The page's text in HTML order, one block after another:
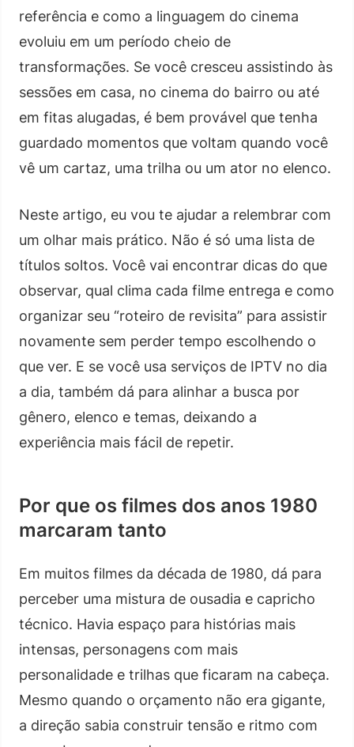
referência e como a linguagem do cinema
evoluiu em um período cheio de
transformações. Se você cresceu assistindo às
sessões em casa, no cinema do bairro ou até
em fitas alugadas, é bem provável que tenha
guardado momentos que voltam quando você
vê um cartaz, uma trilha ou um ator no elenco.
Neste artigo, eu vou te ajudar a relembrar com
um olhar mais prático. Não é só uma lista de
títulos soltos. Você vai encontrar dicas do que
observar, qual clima cada filme entrega e como
organizar seu “roteiro de revisita” para assistir
novamente sem perder tempo escolhendo o
que ver. E se você usa serviços de IPTV no dia
a dia, também dá para alinhar a busca por
gênero, elenco e temas, deixando a
experiência mais fácil de repetir.
Por que os filmes dos anos 1980
marcaram tanto
Em muitos filmes da década de 1980, dá para
perceber uma mistura de ousadia e capricho
técnico. Havia espaço para histórias mais
intensas, personagens com mais
personalidade e trilhas que ficaram na cabeça.
Mesmo quando o orçamento não era gigante,
a direção sabia construir tensão e ritmo com